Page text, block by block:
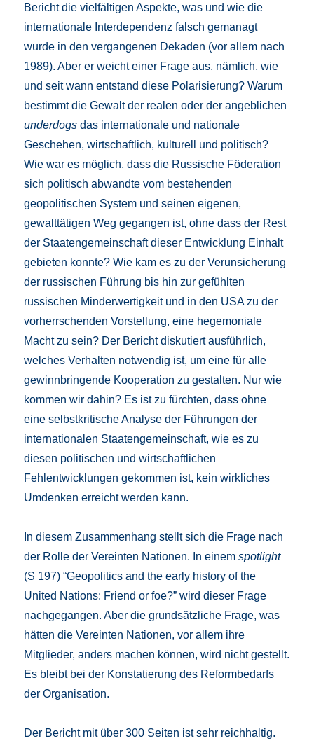
Bericht die vielfältigen Aspekte, was und wie die
internationale Interdependenz falsch gemanagt
wurde in den vergangenen Dekaden (vor allem nach
1989). Aber er weicht einer Frage aus, nämlich, wie
und seit wann entstand diese Polarisierung? Warum
bestimmt die Gewalt der realen oder der angeblichen
underdogs das internationale und nationale
Geschehen, wirtschaftlich, kulturell und politisch?
Wie war es möglich, dass die Russische Föderation
sich politisch abwandte vom bestehenden
geopolitischen System und seinen eigenen,
gewalttätigen Weg gegangen ist, ohne dass der Rest
der Staatengemeinschaft dieser Entwicklung Einhalt
gebieten konnte? Wie kam es zu der Verunsicherung
der russischen Führung bis hin zur gefühlten
russischen Minderwertigkeit und in den USA zu der
vorherrschenden Vorstellung, eine hegemoniale
Macht zu sein? Der Bericht diskutiert ausführlich,
welches Verhalten notwendig ist, um eine für alle
gewinnbringende Kooperation zu gestalten. Nur wie
kommen wir dahin? Es ist zu fürchten, dass ohne
eine selbstkritische Analyse der Führungen der
internationalen Staatengemeinschaft, wie es zu
diesen politischen und wirtschaftlichen
Fehlentwicklungen gekommen ist, kein wirkliches
Umdenken erreicht werden kann.
In diesem Zusammenhang stellt sich die Frage nach
der Rolle der Vereinten Nationen. In einemspotlight
(S 197) “Geopolitics and the early history of the
United Nations: Friend or foe?” wird dieser Frage
nachgegangen. Aber die grundsätzliche Frage, was
hätten die Vereinten Nationen, vor allem ihre
Mitglieder, anders machen können, wird nicht gestellt.
Es bleibt bei der Konstatierung des Reformbedarfs
der Organisation.
Der Bericht mit über 300 Seiten ist sehr reichhaltig.